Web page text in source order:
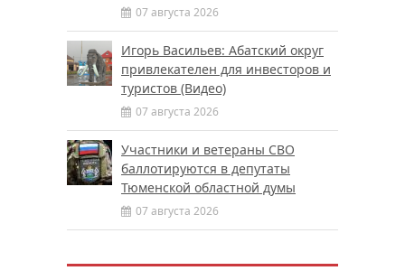
07 августа 2026
Игорь Васильев: Абатский округ
привлекателен для инвесторов и
туристов (Видео)
07 августа 2026
Участники и ветераны СВО
баллотируются в депутаты
Тюменской областной думы
07 августа 2026